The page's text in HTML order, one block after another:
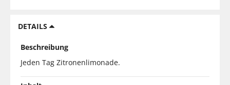
DETAILS
Beschreibung
Jeden Tag Zitronenlimonade.